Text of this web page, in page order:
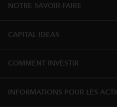
NOTRE SAVOIR-FAIRE
CAPITAL IDEAS
COMMENT INVESTIR
INFORMATIONS POUR LES